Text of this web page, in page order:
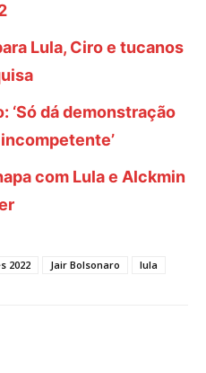
Lula, Ciro e tucanos
‘Só dá demonstração
com Lula e Alckmin
2022 Jair Bolsonaro lula